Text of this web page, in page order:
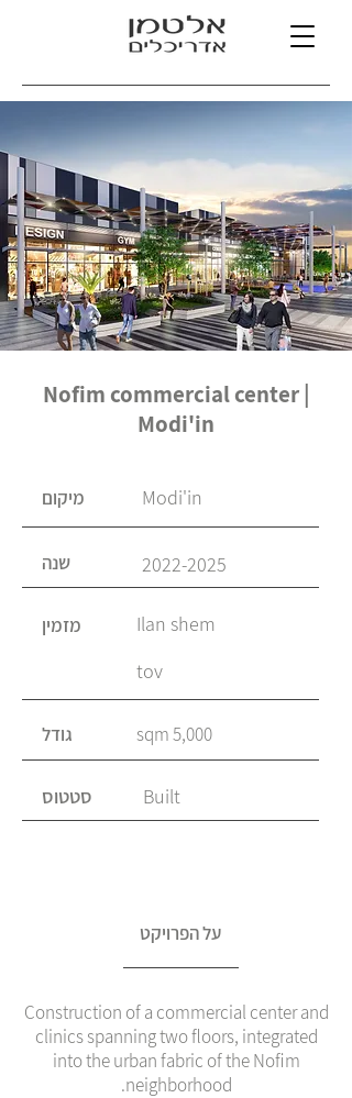
Nofim commercial center |
Modi'in
מיקום Modi'in
2022-2025 שנה
מזמין
Ilan shem
tov
גודל 5,000 sqm
סטטוס Built
על הפרויקט
Construction of a commercial center and
clinics spanning two floors, integrated
into the urban fabric of the Nofim
neighborhood.